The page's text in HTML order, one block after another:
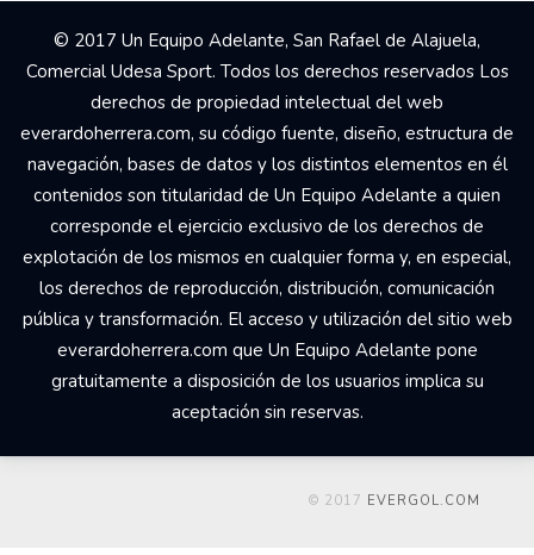
© 2017 Un Equipo Adelante, San Rafael de Alajuela,
Comercial Udesa Sport. Todos los derechos reservados Los
derechos de propiedad intelectual del web
everardoherrera.com, su código fuente, diseño, estructura de
navegación, bases de datos y los distintos elementos en él
contenidos son titularidad de Un Equipo Adelante a quien
corresponde el ejercicio exclusivo de los derechos de
explotación de los mismos en cualquier forma y, en especial,
los derechos de reproducción, distribución, comunicación
pública y transformación. El acceso y utilización del sitio web
everardoherrera.com que Un Equipo Adelante pone
gratuitamente a disposición de los usuarios implica su
aceptación sin reservas.
© 2017 EVERGOL.COM